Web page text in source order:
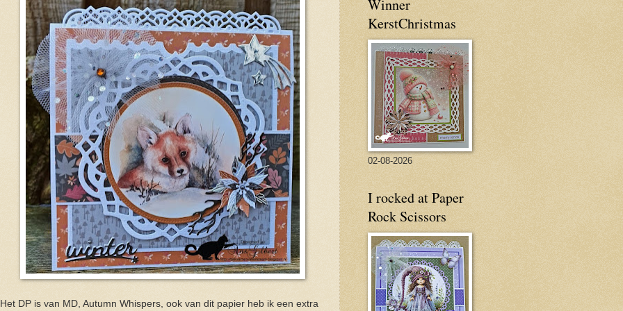
Het DP is van MD, Autumn Whispers, ook van dit papier heb ik een extra
Winner
KerstChristmas
02-08-2026
I rocked at Paper
Rock Scissors